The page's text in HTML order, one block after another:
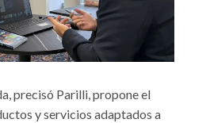
precisó Parilli, propone el
y servicios adaptados a